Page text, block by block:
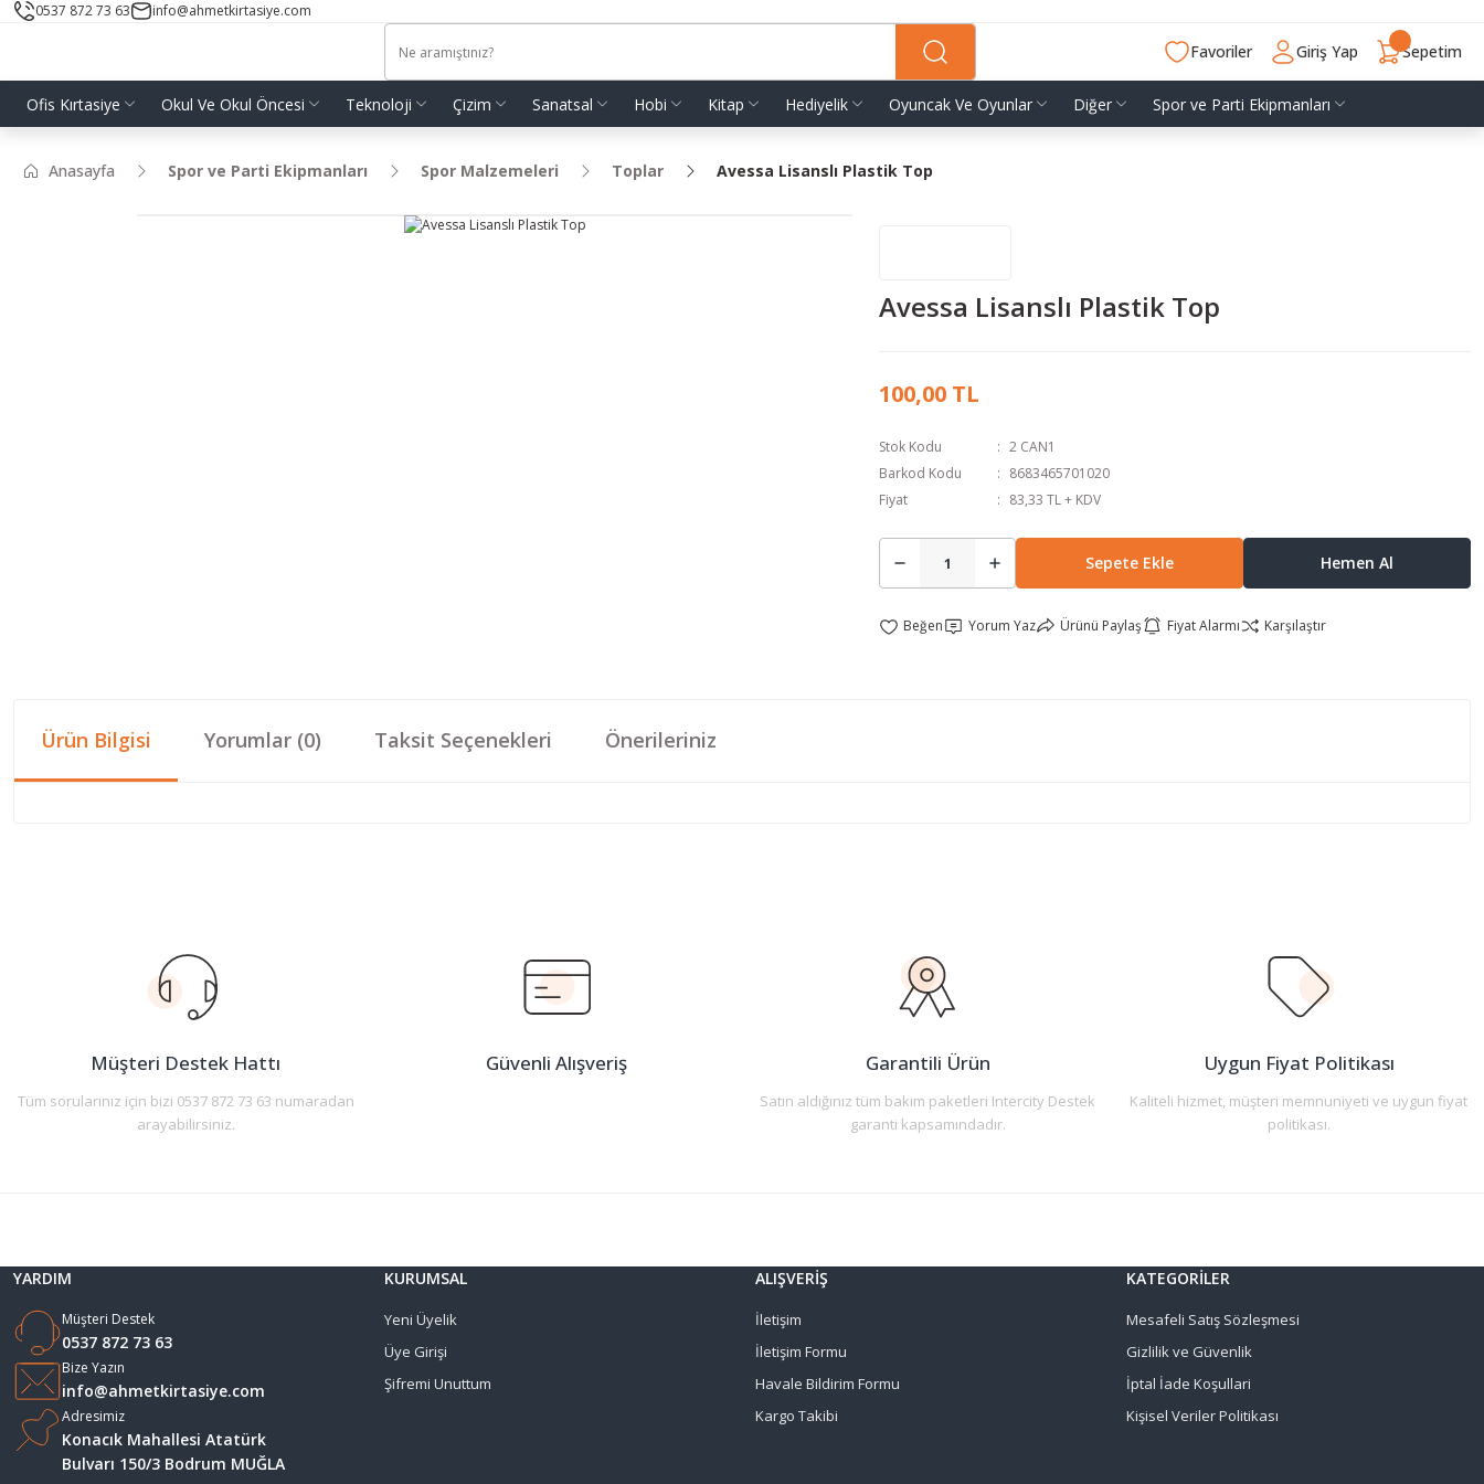
0537 872 73 63 info@ahmetkirtasiye.com
Favoriler Giriş Yap Sepetim
Ofis Kırtasiye Okul Ve Okul Öncesi Teknoloji Çizim Sanatsal Hobi Kitap Hediyelik Oyuncak Ve Oyunlar Diğer Spor ve Parti Ekipmanları
Anasayfa Spor ve Parti Ekipmanları Spor Malzemeleri Toplar Avessa Lisanslı Plastik Top
Avessa Lisanslı Plastik Top
100,00 TL
Stok Kodu
2 CAN1
Barkod Kodu
8683465701020
Fiyat
83,33 TL + KDV
Sepete Ekle Hemen Al
Yorum Yaz Ürünü Paylaş Fiyat Alarmı Karşılaştır
Ürün Bilgisi Yorumlar (0) Taksit Seçenekleri Önerileriniz
Ürün açıklamasında eksik bilgiler bulunuyor.
Ürün bilgilerinde hatalar bulunuyor.
Bu ürüne benzer farklı alternatifler olmalı.
Müşteri Destek Hattı
Tüm sorularınız için bizi 0537 872 73 63 numaradan
arayabilirsiniz.
Güvenli Alışveriş Garantili Ürün
Satın aldığınız tüm bakım paketleri Intercity Destek
garanti kapsamındadır.
Uygun Fiyat Politikası
Kaliteli hizmet, müşteri memnuniyeti ve uygun fiyat
politikası.
YARDIM
Müşteri Destek
0537 872 73 63
Bize Yazın
info@ahmetkirtasiye.com
Adresimiz
Konacık Mahallesi Atatürk
Bulvarı 150/3 Bodrum MUĞLA
KURUMSAL
Yeni Üyelik
Üye Girişi
Şifremi Unuttum
ALIŞVERİŞ
İletişim
İletişim Formu
Havale Bildirim Formu
Kargo Takibi
KATEGORİLER
Mesafeli Satış Sözleşmesi
Gizlilik ve Güvenlik
İptal İade Koşullari
Kişisel Veriler Politikası